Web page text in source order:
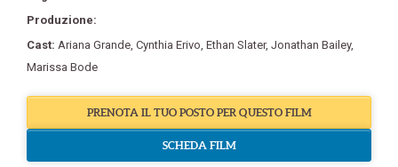
Produzione:
Cast: Ariana Grande, Cynthia Erivo, Ethan Slater, Jonathan Bailey,
Marissa Bode
PRENOTA IL TUO POSTO PER QUESTO FILM
SCHEDA FILM